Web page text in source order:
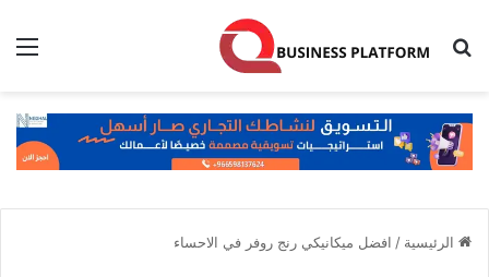
بحث عن
الرئيسية / افضل ميكانيكي رنج روفر في الاحساء